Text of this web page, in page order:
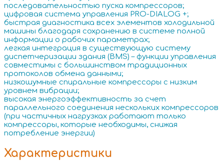
последовательностью пуска компрессоров;
цифровая система управления PRO-DIALOG +;
быстрая диагностика всех элементов холодильной
машины благодаря сохранению в системе полной
информации о рабочих параметрах;
легкая интеграция в существующую систему
диспетчеризации здания (BMS) – функции управления
совместимы с большинством традиционных
протоколов обмена данными;
низкошумные спиральные компрессоры с низким
уровнем вибрации;
высокая энергоэффективность за счет
параллельного соединения нескольких компрессоров
(при частичных нагрузках работают только
компрессоры, которые необходимы, снижая
потребление энергии)
Характеристики